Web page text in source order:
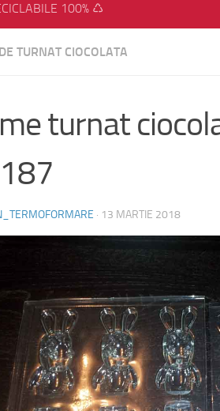
100% ♺
TURNAT CIOCOLATA
turnat
· 13 MARTIE 2018